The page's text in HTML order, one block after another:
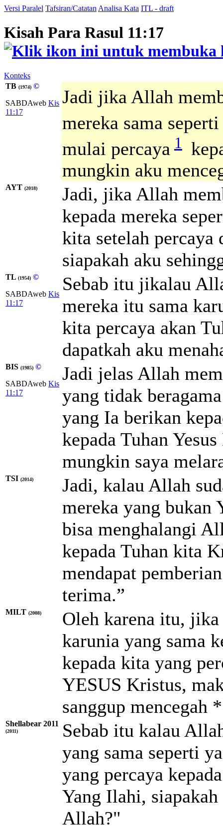
Versi Paralel Tafsiran/Catatan Analisa Kata ITL - draft
Kisah Para Rasul 11:17
Konteks
TB (1974) ©
SABDAweb Kis
11:17
Jadi jika Allah
mereka sama
mulai percaya 1
mungkin aku
AYT (2018)
Jadi, jika Allah
kepada mereka
kita setelah percaya
siapakah aku
TL (1954) ©
SABDAweb Kis
11:17
Sebab itu jikalau
mereka itu sama
kita percaya akan
dapatkah aku
BIS (1985) ©
SABDAweb Kis
11:17
Jadi jelas Allah
yang tidak
yang Ia berikan
kepada Tuhan
mungkin saya
TSI (2014)
Jadi, kalau Allah
mereka yang bukan
bisa menghalangi
kepada Tuhan kita
mendapat
terima.”
MILT (2008)
Oleh karena itu, jika
karunia yang sama
kepada kita yang
YESUS Kristus,
sanggup mencegah *
Shellabear 2011
(2011)
Sebab itu kalau
yang sama seperti
yang percaya
Yang Ilahi,
Allah?"